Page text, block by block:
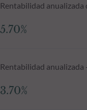
Rentabilidad anualizada
5.70%
Rentabilidad anualizada
3.70%